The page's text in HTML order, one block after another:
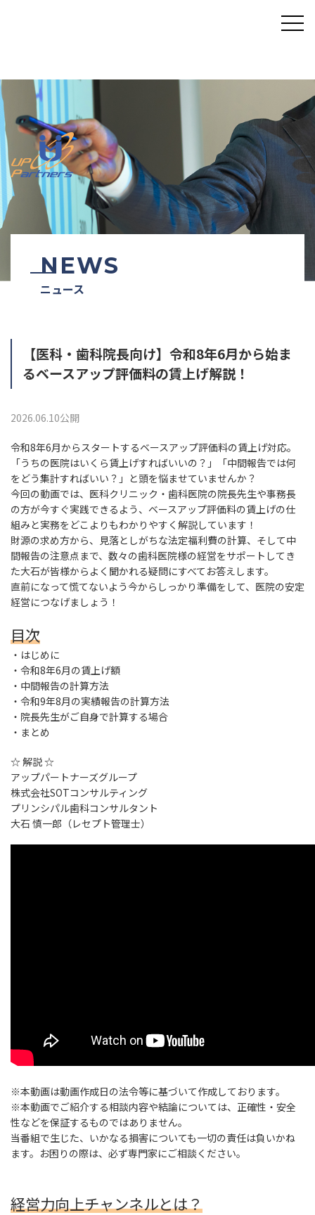
NEWS
ニュース
【医科・歯科院長向け】令和8年6月から始ま
るベースアップ評価料の賃上げ解説！
2026.06.10公開
令和8年6月からスタートするベースアップ評価料の賃上げ対応。
「うちの医院はいくら賃上げすればいいの？」「中間報告では何
をどう集計すればいい？」と頭を悩ませていませんか？
今回の動画では、医科クリニック・歯科医院の院長先生や事務長
の方が今すぐ実践できるよう、ベースアップ評価料の賃上げの仕
組みと実務をどこよりもわかりやすく解説しています！
財源の求め方から、見落としがちな法定福利費の計算、そして中
間報告の注意点まで、数々の歯科医院様の経営をサポートしてき
た大石が皆様からよく聞かれる疑問にすべてお答えします。
直前になって慌てないよう今からしっかり準備をして、医院の安定
経営につなげましょう！
目次
・はじめに
・令和8年6月の賃上げ額
・中間報告の計算方法
・令和9年8月の実績報告の計算方法
・院長先生がご自身で計算する場合
・まとめ
☆ 解説 ☆
アップパートナーズグループ
株式会社SOTコンサルティング
プリンシパル歯科コンサルタント
大石 慎一郎（レセプト管理士）
※本動画は動画作成日の法令等に基づいて作成しております。
※本動画でご紹介する相談内容や結論については、正確性・安全
性などを保証するものではありません。
当番組で生じた、いかなる損害についても一切の責任は負いかね
ます。お困りの際は、必ず専門家にご相談ください。
経営力向上チャンネルとは？